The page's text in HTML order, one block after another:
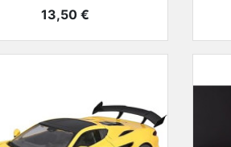
Prix
13,50 €